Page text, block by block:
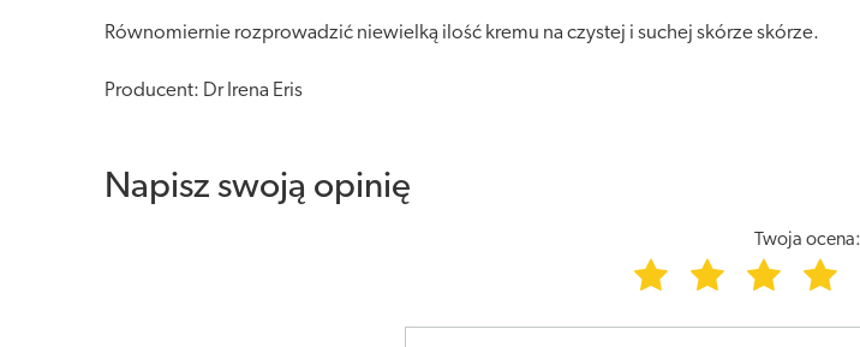
Równomiernie rozprowadzić niewielką ilość kremu na czystej i suchej skórze skórze.
Producent: Dr Irena Eris
Napisz swoją opinię
Twoja ocena: